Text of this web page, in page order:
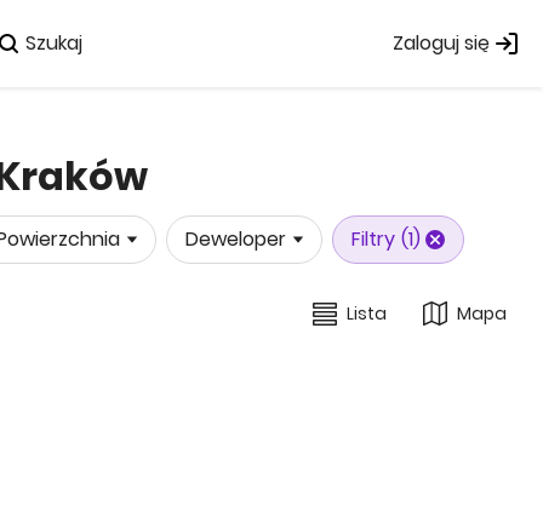
Szukaj Zaloguj się
Deweloper Filtry (1)
Lista Mapa